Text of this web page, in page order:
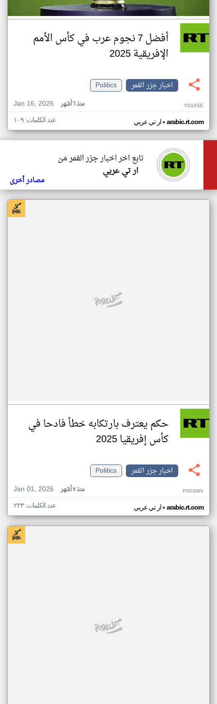
أفضل 7 نجوم عرب في كأس الأمم
الإفريقية 2025
اخبار جزر القمر
Politics
Jan 16, 2026
منذ ٦ أشهر YD16SE
ار تي عربي• arabic.rt.com عدد الكلمات: ١٠٩
تابع اخر اخبار جزر القمر من
ار تي عربي
مصادر أخرى
حكم يعترف بارتكابه خطأ فادحا في
كأس إفريقيا 2025
اخبار جزر القمر
Politics
Jan 01, 2026
منذ ٧ أشهر PG03WV
ار تي عربي• arabic.rt.com عدد الكلمات: ٢٢٣